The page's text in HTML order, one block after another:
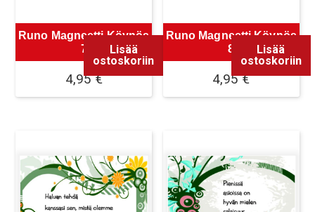
Runo Magneetti Köynös
7
4,95€
Lisää
ostoskoriin
Runo Magneetti Köynös
8
4,95€
Lisää
ostoskoriin